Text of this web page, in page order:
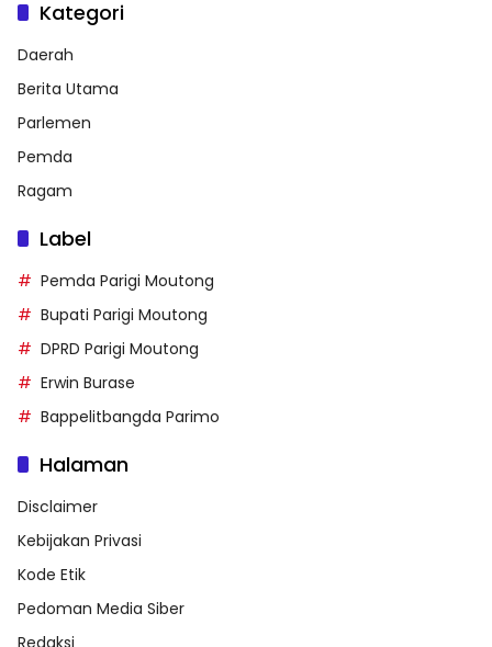
Kategori
Daerah
Berita Utama
Parlemen
Pemda
Ragam
Label
Pemda Parigi Moutong
Bupati Parigi Moutong
DPRD Parigi Moutong
Erwin Burase
Bappelitbangda Parimo
Halaman
Disclaimer
Kebijakan Privasi
Kode Etik
Pedoman Media Siber
Redaksi